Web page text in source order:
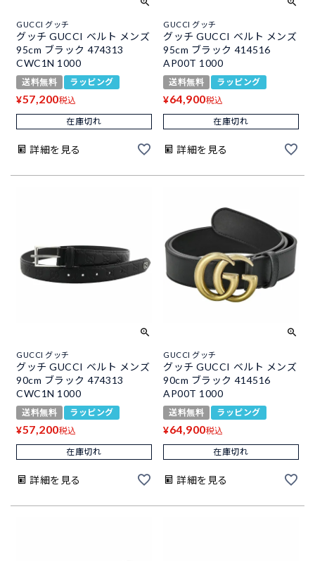
GUCCI グッチ
グッチ GUCCI ベルト メンズ
95cm ブラック 474313
CWC1N 1000
送料無料 ラッピング
¥57,200税込
在庫切れ
詳細を見る
GUCCI グッチ
グッチ GUCCI ベルト メンズ
95cm ブラック 414516
AP00T 1000
送料無料 ラッピング
¥64,900税込
在庫切れ
詳細を見る
GUCCI グッチ
グッチ GUCCI ベルト メンズ
90cm ブラック 474313
CWC1N 1000
送料無料 ラッピング
¥57,200税込
在庫切れ
詳細を見る
GUCCI グッチ
グッチ GUCCI ベルト メンズ
90cm ブラック 414516
AP00T 1000
送料無料 ラッピング
¥64,900税込
在庫切れ
詳細を見る